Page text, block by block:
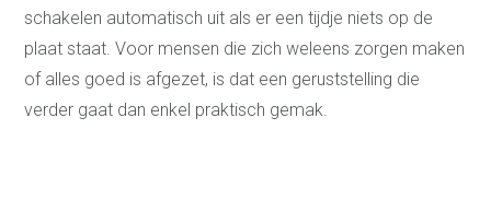
schakelen automatisch uit als er een tijdje niets op de
plaat staat. Voor mensen die zich weleens zorgen maken
of alles goed is afgezet, is dat een geruststelling die
verder gaat dan enkel praktisch gemak.